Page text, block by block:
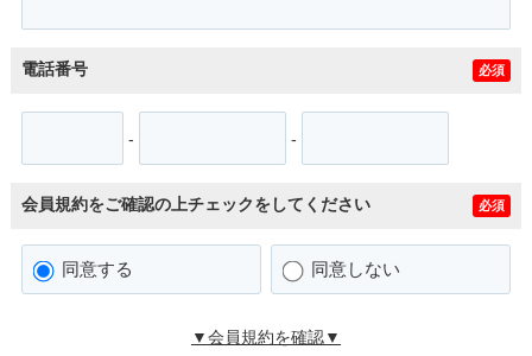
電話番号 必須
- -
会員規約をご確認の上チェックをしてください 必須
同意する 同意しない
▼会員規約を確認▼